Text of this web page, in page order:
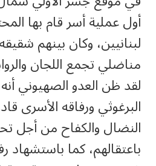
أول عملية أسر قام بها
لبنانيين، وكان بينهم
مناضلي تجمع اللجان
لقد ظن العدو الصهيوني
البرغوثي ورفاقه الأسرى
النضال والكفاح من أجل
باعتقالهم، كما باستشهاد